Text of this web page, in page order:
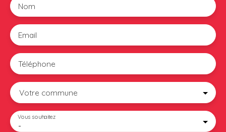
Nom
Email
Téléphone
Votre commune
-
Vous souhaitez